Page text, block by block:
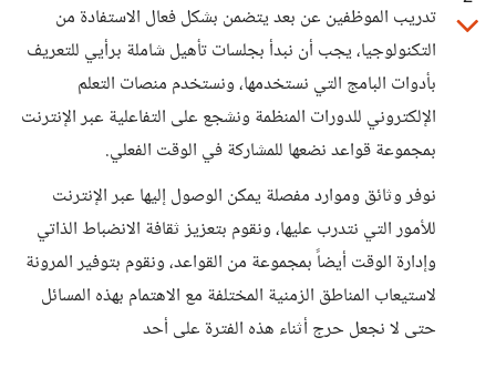
تدريب الموظفين عن بعد يتضمن بشكل فعال الاستفادة من
التكنولوجيا، يجب أن نبدأ بجلسات تأهيل شاملة برأيي للتعريف
بأدوات البامج التي نستخدمها، ونستخدم منصات التعلم
الإلكتروني للدورات المنظمة ونشجع على التفاعلية عبر الإنترنت
بمجموعة قواعد نضعها للمشاركة في الوقت الفعلي.
نوفر وثائق وموارد مفصلة يمكن الوصول إليها عبر الإنترنت
للأمور التي نتدرب عليها، ونقوم بتعزيز ثقافة الانضباط الذاتي
وإدارة الوقت أيضاً بمجموعة من القواعد، ونقوم بتوفير المرونة
لاستيعاب المناطق الزمنية المختلفة مع الاهتمام بهذه المسائل
حتى لا نجعل حرج أثناء هذه الفترة على أحد